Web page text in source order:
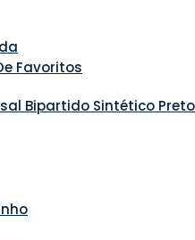
Favoritos
Bipartido Sintético